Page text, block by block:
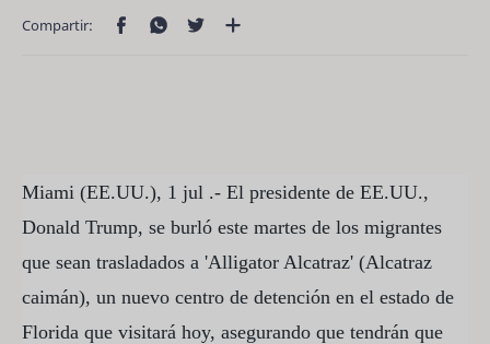
Miami (EE.UU.), 1 jul .- El presidente de EE.UU.,
Donald Trump, se burló este martes de los migrantes
que sean trasladados a 'Alligator Alcatraz' (Alcatraz
caimán), un nuevo centro de detención en el estado de
Florida que visitará hoy, asegurando que tendrán que